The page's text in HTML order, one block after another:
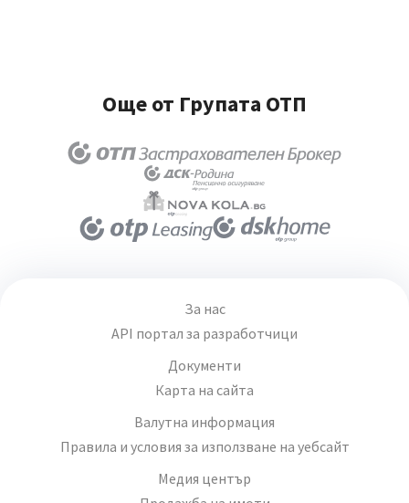
Още от Групата ОТП
За нас
API портал за разработчици
Документи
Карта на сайта
Валутна информация
Правила и условия за използване на уебсайт
Медия център